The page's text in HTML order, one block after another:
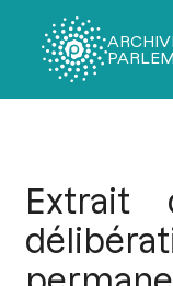
Extrait